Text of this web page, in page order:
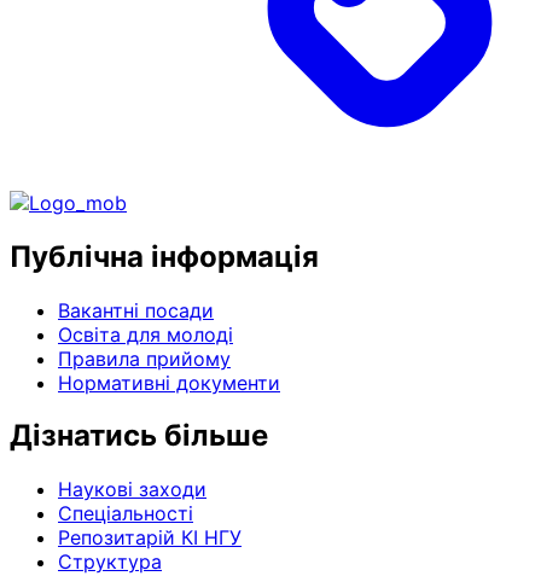
Публічна інформація
Вакантні посади
Освіта для молоді
Правила прийому
Нормативні документи
Дізнатись більше
Наукові заходи
Спеціальності
Репозитарій КІ НГУ
Структура